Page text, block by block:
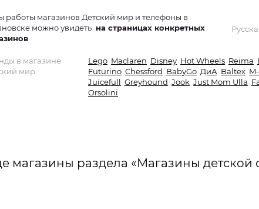
работы магазинов Детский мир и телефоны в
можно увидеть на страницах конкретных
в магазине
мир:
Lego Maclaren Disney Hot Wheels Reima
Futurino Chessford BabyGo ДиА Baltex
Juicefull Greyhound Jook Just Mom Ulla
Orsolini
магазины раздела «Магазины детской